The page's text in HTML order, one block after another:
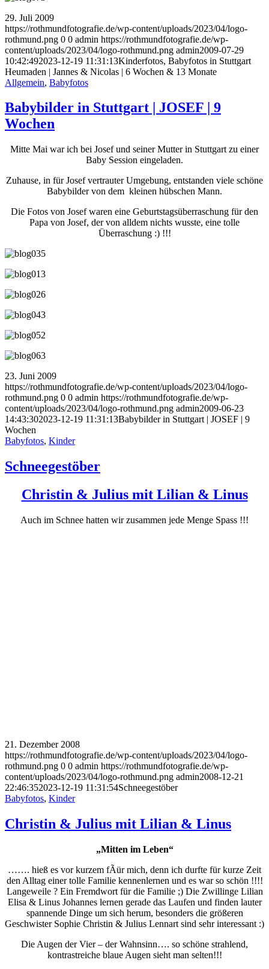
29. Juli 2009
https://rothmundfotografie.de/wp-content/uploads/2023/04/logo-
rothmund.png 0 0 admin https://rothmundfotografie.de/wp-
content/uploads/2023/04/logo-rothmund.png admin2009-07-29
10:42:492023-12-19 11:31:13Kinderfotos, Babyfotos in Stuttgart
Heumaden | Jannes & Nicolas | 6 Wochen & 13 Monate
Allgemein, Babyfotos
Babybilder in Stuttgart | JOSEF | 9
Wochen
Mitte Mai war ich bei Josef und seiner Mutter in Stuttgart zu einer
Baby Session eingeladen.
Zuhause, in für Josef vertrauter Umgebung, entstanden viele schöne
Babybilder von dem kleinen hübschen Mann.
Die Fotos von Josef waren eine Geburtstagsüberraschung für den
Papa von Josef, der von alldem nichts wusste, eine tolle
Überraschung :) !!!
23. Juni 2009
https://rothmundfotografie.de/wp-content/uploads/2023/04/logo-
rothmund.png 0 0 admin https://rothmundfotografie.de/wp-
content/uploads/2023/04/logo-rothmund.png admin2009-06-23
14:43:302023-12-19 11:31:13Babybilder in Stuttgart | JOSEF | 9
Wochen
Babyfotos, Kinder
Schneegestöber
Christin & Julius mit Lilian & Linus
Auch im Schnee hatten wir zusammen jede Menge Spass !!!
21. Dezember 2008
https://rothmundfotografie.de/wp-content/uploads/2023/04/logo-
rothmund.png 0 0 admin https://rothmundfotografie.de/wp-
content/uploads/2023/04/logo-rothmund.png admin2008-12-21
22:46:352023-12-19 11:31:54Schneegestöber
Babyfotos, Kinder
Christin & Julius mit Lilian & Linus
„Mitten im Leben“
……. hieß es vor kurzem fÃür mich, denn ich durfte für kurze Zeit
den Alltag einer tolle Familie kennenlernen und es war so schön !!!!
Langeweile ? Ein Fremdwort für die Familie ;) Die Zwillinge Lilian
Elisa & Linus Johannes lernen gerade das Laufen und finden lauter
spannende Dinge um sich herum, besonders die größeren
Geschwister Sophie Christin & Julius Lennart sind sehr interessant :)
Die Augen der Vier – der Wahnsinn…. so schöne strahlend,
kontrastreiche blaue Augen sieht man selten!!!